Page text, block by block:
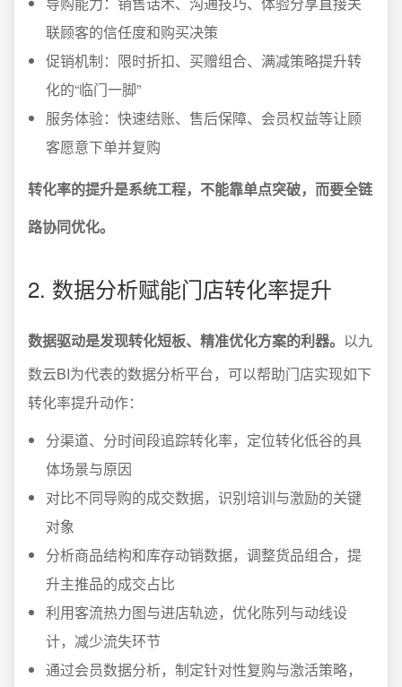
联顾客的信任度和购买决策
促销机制：限时折扣、买赠组合、满减策略提升转
化的“临门一脚”
服务体验：快速结账、售后保障、会员权益等让顾
客愿意下单并复购
转化率的提升是系统工程，不能靠单点突破，而要全链
路协同优化。
2. 数据分析赋能门店转化率提升
数据驱动是发现转化短板、精准优化方案的利器。 以九
数云BI为代表的数据分析平台，可以帮助门店实现如下
转化率提升动作：
分渠道、分时间段追踪转化率，定位转化低谷的具
体场景与原因
对比不同导购的成交数据，识别培训与激励的关键
对象
分析商品结构和库存动销数据，调整货品组合，提
升主推品的成交占比
利用客流热力图与进店轨迹，优化陈列与动线设
计，减少流失环节
通过会员数据分析，制定针对性复购与激活策略，